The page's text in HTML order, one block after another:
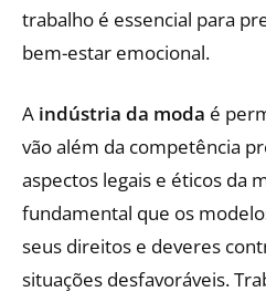
trabalho é essencial para
bem-estar emocional.
A indústria da moda é
vão além da competência
aspectos legais e éticos da
fundamental que os
seus direitos e deveres
situações desfavoráveis.